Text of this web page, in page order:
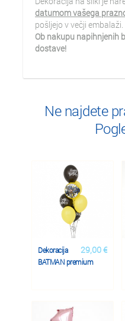
datumom vašega
pošljejo v večji embalaži.
Ob nakupu napihnjenih
dostave!
Ne najdete
29,00 €
Dekoracija
BATMAN premium